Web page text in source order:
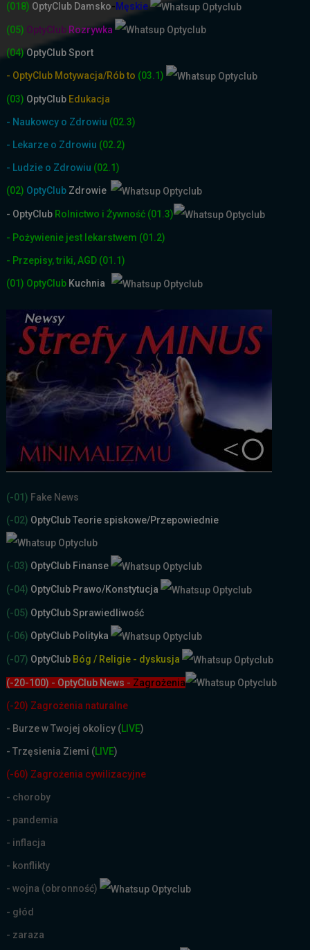
(018) OptyClub Damsko-Męskie
(05) OptyClub Rozrywka
(04)OptyClub Sport
- OptyClub Motywacja/Rób to (03.1)
(03) OptyClub Edukacja
- Naukowcy o Zdrowiu (02.3)
- Lekarze o Zdrowiu (02.2)
- Ludzie o Zdrowiu (02.1)
(02) OptyClub Zdrowie
- OptyClub Rolnictwo i Żywność (01.3)
- Pożywienie jest lekarstwem (01.2)
- Przepisy, triki, AGD (01.1)
(01) OptyClub Kuchnia
(-01) Fake News
(-02) OptyClub Teorie spiskowe/Przepowiednie
(-03) OptyClub Finanse
(-04) OptyClub Prawo/Konstytucja
(-05) OptyClub Sprawiedliwość
(-06) OptyClub Polityka
(-07) OptyClub Bóg / Religie - dyskusja
(-20-100) - OptyClub News - Zagrożenia
(-20) Zagrożenia naturalne
- Burze w Twojej okolicy (LIVE)
- Trzęsienia Ziemi (LIVE)
(-60) Zagrożenia cywilizacyjne
- choroby
- pandemia
- inflacja
- konflikty
- wojna (obronność)
- głód
- zaraza